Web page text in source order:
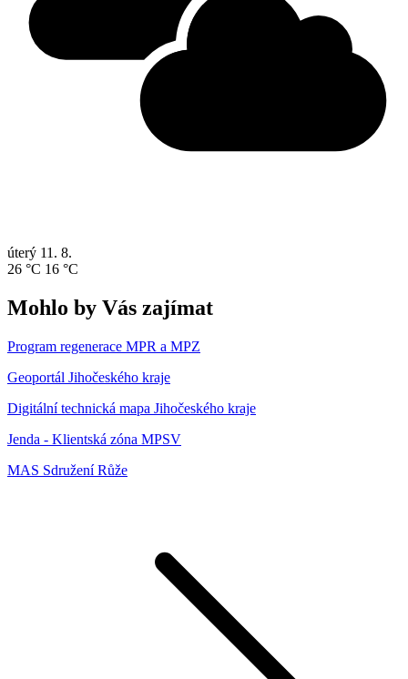
úterý 11. 8.
26 °C 16 °C
Mohlo by Vás zajímat
Program regenerace MPR a MPZ
Geoportál Jihočeského kraje
Digitální technická mapa Jihočeského kraje
Jenda - Klientská zóna MPSV
MAS Sdružení Růže